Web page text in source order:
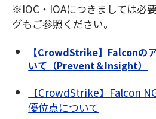
※IOC・IOAにつきましては必
グもご参照ください。
【CrowdStrike】Falconの
いて（Prevent＆Insight）
【CrowdStrike】Falcon
優位点について